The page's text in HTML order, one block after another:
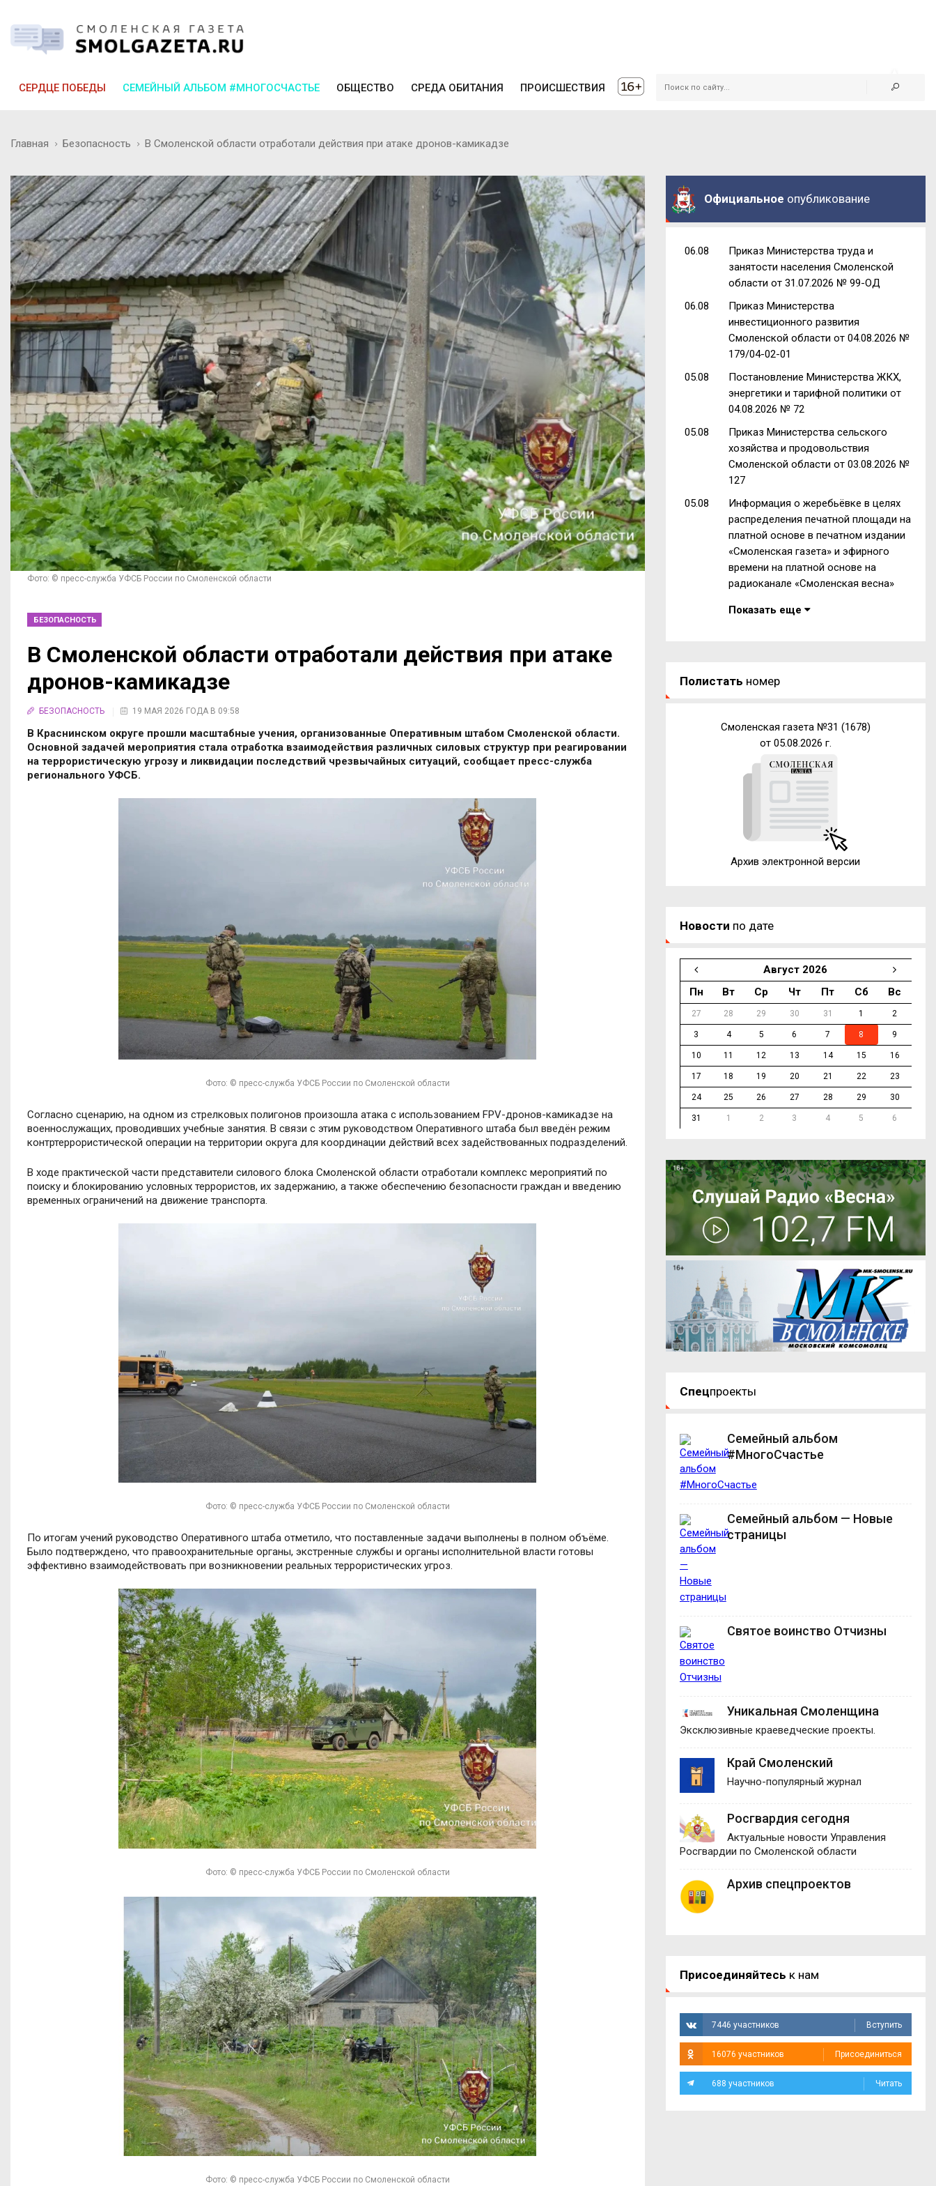
СЕРДЦЕ ПОБЕДЫ СЕМЕЙНЫЙ АЛЬБОМ #МНОГОСЧАСТЬЕ ОБЩЕСТВО СРЕДА ОБИТАНИЯ ПРОИСШЕСТВИЯ
Главная Безопасность В Смоленской области отработали действия при атаке дронов-камикадзе
Фото: © пресс-служба УФСБ России по Смоленской области
БЕЗОПАСНОСТЬ
В Смоленской области отработали действия при атаке
дронов-камикадзе
БЕЗОПАСНОСТЬ 19 МАЯ 2026 ГОДА В 09:58
В Краснинском округе прошли масштабные учения, организованные Оперативным штабом Смоленской области.
Основной задачей мероприятия стала отработка взаимодействия различных силовых структур при реагировании
на террористическую угрозу и ликвидации последствий чрезвычайных ситуаций, сообщает пресс-служба
регионального УФСБ.
Фото: © пресс-служба УФСБ России по Смоленской области
Согласно сценарию, на одном из стрелковых полигонов произошла атака с использованием FPV-дронов-камикадзе на
военнослужащих, проводивших учебные занятия. В связи с этим руководством Оперативного штаба был введён режим
контртеррористической операции на территории округа для координации действий всех задействованных подразделений.
В ходе практической части представители силового блока Смоленской области отработали комплекс мероприятий по
поиску и блокированию условных террористов, их задержанию, а также обеспечению безопасности граждан и введению
временных ограничений на движение транспорта.
Фото: © пресс-служба УФСБ России по Смоленской области
По итогам учений руководство Оперативного штаба отметило, что поставленные задачи выполнены в полном объёме.
Было подтверждено, что правоохранительные органы, экстренные службы и органы исполнительной власти готовы
эффективно взаимодействовать при возникновении реальных террористических угроз.
Фото: © пресс-служба УФСБ России по Смоленской области
Фото: © пресс-служба УФСБ России по Смоленской области
Официальное опубликование
06.08
Приказ Министерства труда и
занятости населения Смоленской
области от 31.07.2026 № 99-ОД
06.08
Приказ Министерства
инвестиционного развития
Смоленской области от 04.08.2026 №
179/04-02-01
05.08
Постановление Министерства ЖКХ,
энергетики и тарифной политики от
04.08.2026 № 72
05.08
Приказ Министерства сельского
хозяйства и продовольствия
Смоленской области от 03.08.2026 №
127
05.08
Информация о жеребьёвке в целях
распределения печатной площади на
платной основе в печатном издании
«Смоленская газета» и эфирного
времени на платной основе на
радиоканале «Смоленская весна»
Показать еще
Полистать номер
Смоленская газета №31 (1678)
от 05.08.2026 г.
Архив электронной версии
Новости по дате
Август 2026
Пн
Вт Ср Чт Пт Сб Вс
27 28 29 30 31 1 2
3 4 5 6 7 8 9
10 11 12 13 14 15 16
17 18 19 20 21 22 23
24 25 26 27 28 29 30
31 1 2 3 4 5 6
Спецпроекты
Семейный альбом
#МногоСчастье
Семейный альбом — Новые
страницы
Святое воинство Отчизны
Уникальная Смоленщина
Эксклюзивные краеведческие проекты.
Край Смоленский
Научно-популярный журнал
Росгвардия сегодня
Актуальные новости Управления
Росгвардии по Смоленской области
Архив спецпроектов
Присоединяйтесь к нам
7446 участников Вступить
16076 участников Присоединиться
688 участников Читать